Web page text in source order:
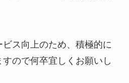
ス向上のため、積極的に
ので何卒宜しくお願いし